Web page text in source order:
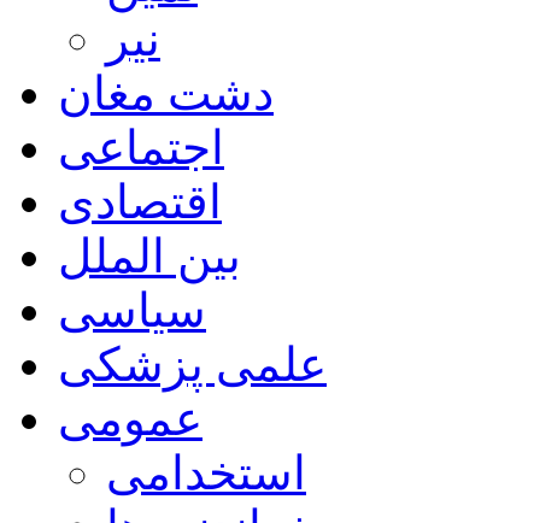
نیر
دشت مغان
اجتماعی
اقتصادی
بین الملل
سیاسی
علمی پزشکی
عمومی
استخدامی